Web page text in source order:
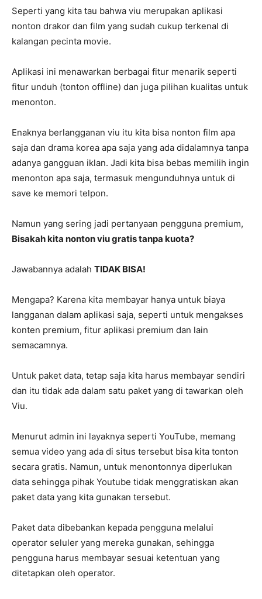
Seperti yang kita tau bahwa viu merupakan aplikasi
nonton drakor dan film yang sudah cukup terkenal di
kalangan pecinta movie.
Aplikasi ini menawarkan berbagai fitur menarik seperti
fitur unduh (tonton offline) dan juga pilihan kualitas untuk
menonton.
Enaknya berlangganan viu itu kita bisa nonton film apa
saja dan drama korea apa saja yang ada didalamnya tanpa
adanya gangguan iklan. Jadi kita bisa bebas memilih ingin
menonton apa saja, termasuk mengunduhnya untuk di
save ke memori telpon.
Namun yang sering jadi pertanyaan pengguna premium,
Bisakah kita nonton viu gratis tanpa kuota?
Jawabannya adalah TIDAK BISA!
Mengapa? Karena kita membayar hanya untuk biaya
langganan dalam aplikasi saja, seperti untuk mengakses
konten premium, fitur aplikasi premium dan lain
semacamnya.
Untuk paket data, tetap saja kita harus membayar sendiri
dan itu tidak ada dalam satu paket yang di tawarkan oleh
Viu.
Menurut admin ini layaknya seperti YouTube, memang
semua video yang ada di situs tersebut bisa kita tonton
secara gratis. Namun, untuk menontonnya diperlukan
data sehingga pihak Youtube tidak menggratiskan akan
paket data yang kita gunakan tersebut.
Paket data dibebankan kepada pengguna melalui
operator seluler yang mereka gunakan, sehingga
pengguna harus membayar sesuai ketentuan yang
ditetapkan oleh operator.